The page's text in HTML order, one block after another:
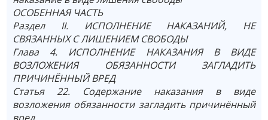
ОСОБЕННАЯ ЧАСТЬ
Раздел II. ИСПОЛНЕНИЕ НАКАЗАНИЙ, НЕ
СВЯЗАННЫХ С ЛИШЕНИЕМ СВОБОДЫ
Глава 4. ИСПОЛНЕНИЕ НАКАЗАНИЯ В ВИДЕ
ВОЗЛОЖЕНИЯ ОБЯЗАННОСТИ ЗАГЛАДИТЬ
ПРИЧИНЁННЫЙ ВРЕД
Статья 22. Содержание наказания в виде
возложения обязанности загладить причинённый